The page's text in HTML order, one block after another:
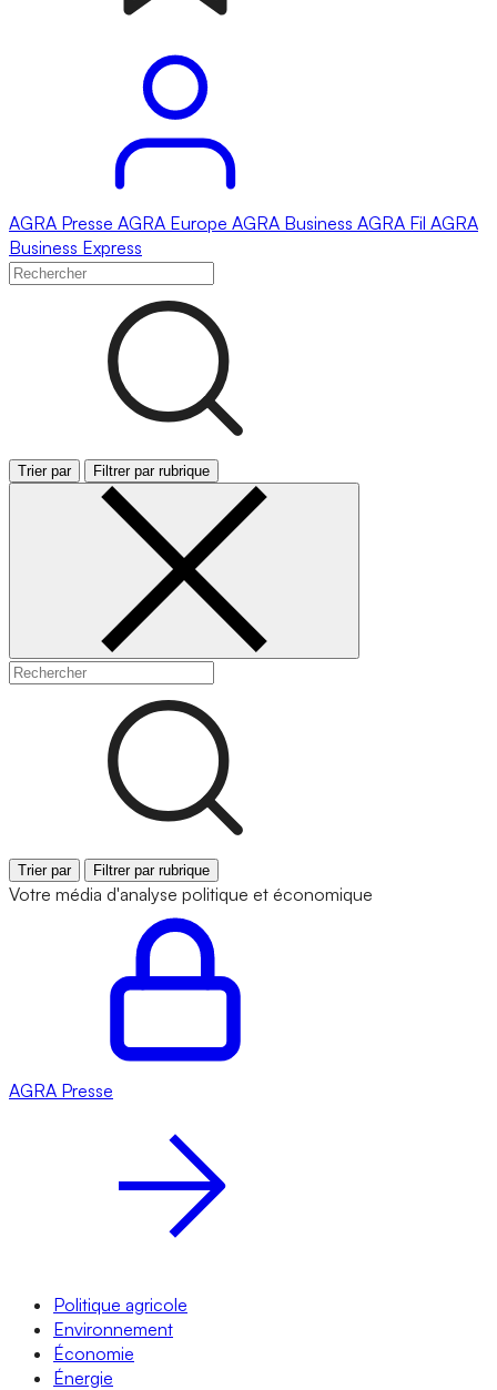
AGRA Presse AGRA Europe AGRA Business AGRA Fil AGRA
Business Express
Trier par Filtrer par rubrique
Trier par Filtrer par rubrique
Votre média d'analyse politique et économique
AGRA Presse
Politique agricole
Environnement
Économie
Énergie